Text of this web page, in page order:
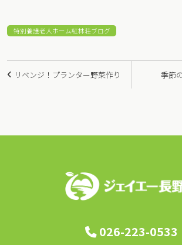
特別養護老人ホーム紅林荘ブログ
投
ビ
季節
リベンジ！プランター野菜作り
026-223-0533